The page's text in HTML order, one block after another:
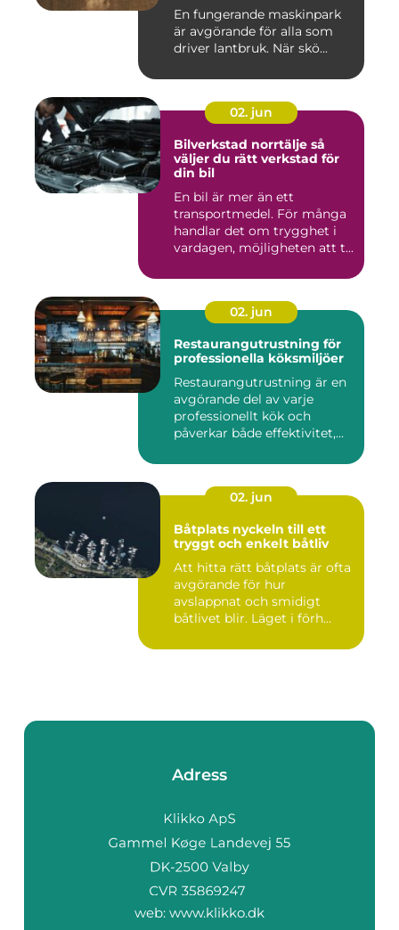
En fungerande maskinpark
är avgörande för alla som
driver lantbruk. När skö...
02. jun
Bilverkstad norrtälje så
väljer du rätt verkstad för
din bil
En bil är mer än ett
transportmedel. För många
handlar det om trygghet i
vardagen, möjligheten att t...
02. jun
Restaurangutrustning för
professionella köksmiljöer
Restaurangutrustning är en
avgörande del av varje
professionellt kök och
påverkar både effektivitet,...
02. jun
Båtplats nyckeln till ett
tryggt och enkelt båtliv
Att hitta rätt båtplats är ofta
avgörande för hur
avslappnat och smidigt
båtlivet blir. Läget i förh...
Adress
web: www.klikko.dk